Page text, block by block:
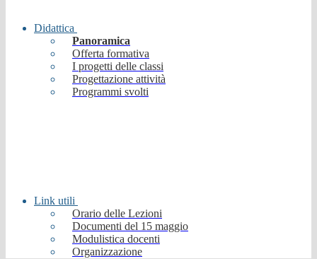
Didattica
Panoramica
Offerta formativa
I progetti delle classi
Progettazione attività
Programmi svolti
Link utili
Orario delle Lezioni
Documenti del 15 maggio
Modulistica docenti
Organizzazione